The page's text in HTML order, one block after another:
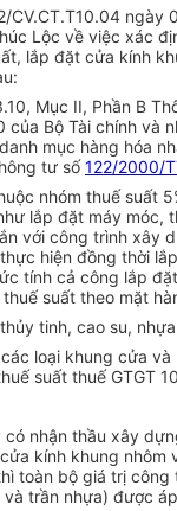
CV.CT.T10.04 ngày
Lộc về việc xác
lắp đặt cửa kính
Mục II, Phần B
của Bộ Tài chính và
mục hàng hóa
tư số122/2000/
nhóm thuế suất
lắp đặt máy móc,
với công trình xây
hiện đồng thời
tính cả công lắp
suất theo mặt
tinh, cao su,
loại khung cửa
suất thuế GTGT
nhận thầu xây
kính khung nhôm
toàn bộ giá trị công
trần nhựa) được